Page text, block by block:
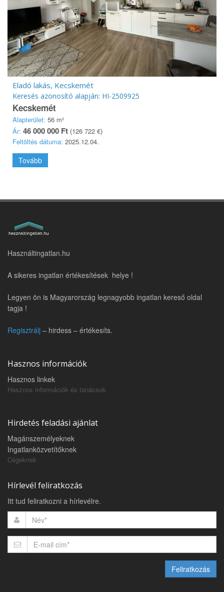
Eladó lakás, Kecskemét
Keresés azonosító alapján: HI-2509925
Kecskemét
Alapterület: 56 m²
Ár: 46 000 000 Ft (126 722 €)
Feltöltés dátuma: 2025.12.04.
Tovább
Használtingatlan.hu
A sikeres ingatlan értékesítések helye !
Legyen ön is Magyarország legnagyobb ingatlan kereső oldal
tagja !
Regisztrálj – hirdess – értékesíts.
Hasznos információk
Hasznos linkek
Hasznos információk és tanácsok
Hirdetés feladási ajánlat
Magánszemélyeknek
Ingatlanközvetítőknek
Cégeknek
Hírlevél feliratkozás
Itt tud feliratkozni a hírlevélre.
Feliratkozás